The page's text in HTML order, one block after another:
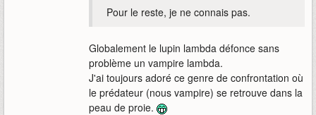
Pour le reste, je ne connais pas.
Globalement le lupin lambda défonce sans
problème un vampire lambda.
J'ai toujours adoré ce genre de confrontation où
le prédateur (nous vampire) se retrouve dans la
peau de proie.